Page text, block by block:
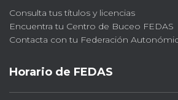
Consulta tus títulos y licencias
Encuentra tu Centro de Buceo FEDAS
Contacta con tu Federación
Horario de FEDAS